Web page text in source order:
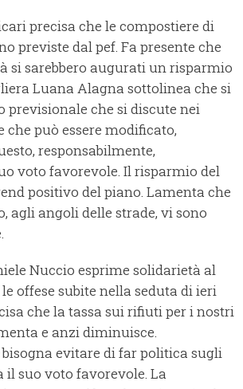
precisa che le compostiere di
previste dal pef. Fa presente che
si sarebbero augurati un risparmio
Luana Alagna sottolinea che si
previsionale che si discute nei
che può essere modificato,
responsabilmente,
voto favorevole. Il risparmio del
positivo del piano. Lamenta che
agli angoli delle strade, vi sono
Nuccio esprime solidarietà al
offese subite nella seduta di ieri
che la tassa sui rifiuti per i nostri
e anzi diminuisce.
evitare di far politica sugli
suo voto favorevole. La